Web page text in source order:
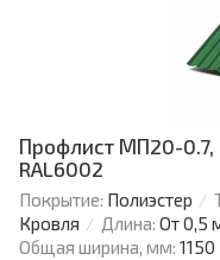
Профлист МП20-0.7,
RAL6002
Покрытие: Полиэстер
Кровля
Длина: От 0,5
Общая ширина, мм: 1150